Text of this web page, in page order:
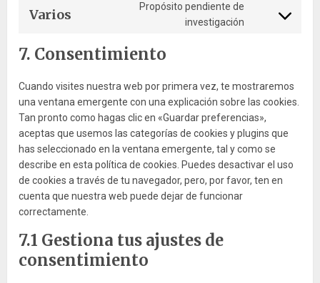
fonts
service
Varios
Propósito pendiente de
investigación
Consent
7. Consentimiento
Cuando visites nuestra web por primera vez, te mostraremos
una ventana emergente con una explicación sobre las cookies.
Tan pronto como hagas clic en «Guardar preferencias»,
aceptas que usemos las categorías de cookies y plugins que
has seleccionado en la ventana emergente, tal y como se
describe en esta política de cookies. Puedes desactivar el uso
de cookies a través de tu navegador, pero, por favor, ten en
cuenta que nuestra web puede dejar de funcionar
correctamente.
7.1 Gestiona tus ajustes de
consentimiento